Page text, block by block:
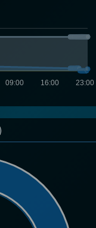
23:00
16:00
09:00